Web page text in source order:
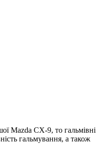
Mazda CX-9, то гальмівні
гальмування, а також